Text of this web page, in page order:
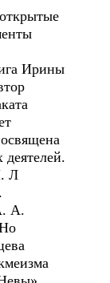
Ирины
деятелей.
Л
А.